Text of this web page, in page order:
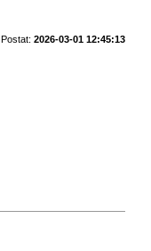
Postat: 2026-03-01 12:45:13